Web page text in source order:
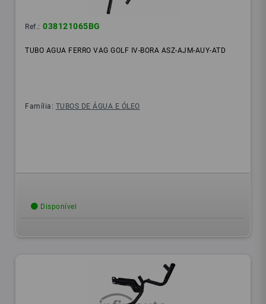
Ref.: 038121065BG
TUBO AGUA FERRO VAG GOLF IV-BORA ASZ-AJM-AUY-ATD
Família: TUBOS DE ÁGUA E ÓLEO
Disponível